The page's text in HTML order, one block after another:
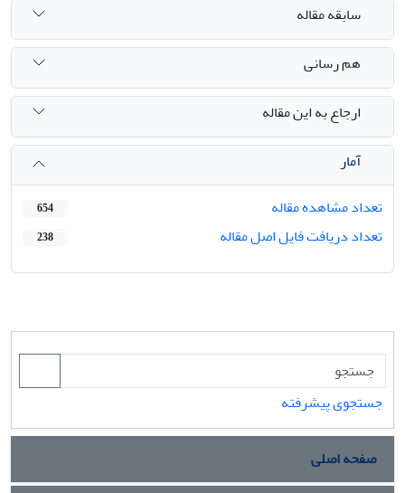
سابقه مقاله
هم رسانی
ارجاع به این مقاله
آمار
تعداد مشاهده مقاله
654
تعداد دریافت فایل اصل مقاله 238
جستجوی پیشرفته
صفحه اصلی